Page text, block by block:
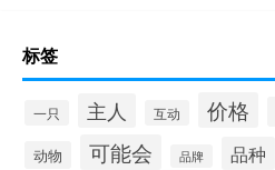
标签
一只 主人 互动 价格
动物 可能会 品牌 品种